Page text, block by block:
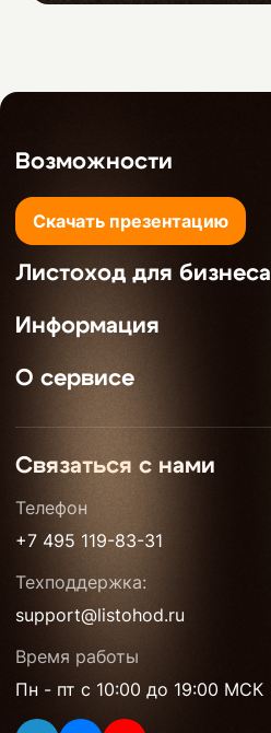
Возможности
Скачать презентацию
Листоход для бизнеса
Информация
О сервисе
Связаться с нами
Телефон
+7 495 119-83-31
Техподдержка:
support@listohod.ru
Время работы
Пн - пт с 10:00 до 19:00 МСК